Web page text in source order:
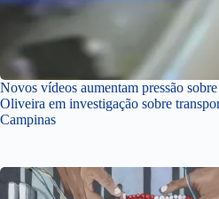
Novos vídeos aumentam pressão
Oliveira em investigação sobre
Campinas